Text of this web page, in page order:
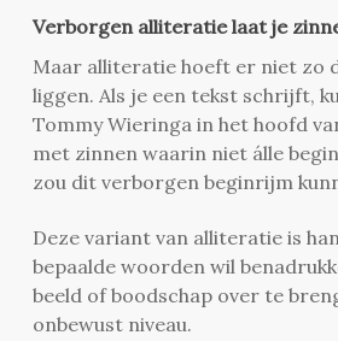
Verborgen alliteratie laat je
Maar alliteratie hoeft er niet zo
liggen. Als je een tekst schrijft,
Tommy Wieringa in het hoofd
met zinnen waarin niet álle
zou dit verborgen beginrijm
Deze variant van alliteratie is
bepaalde woorden wil
beeld of boodschap over te
onbewust niveau.